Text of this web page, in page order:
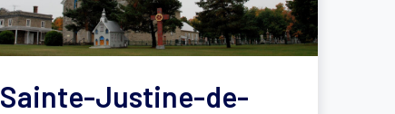
Sainte-Justine-de-